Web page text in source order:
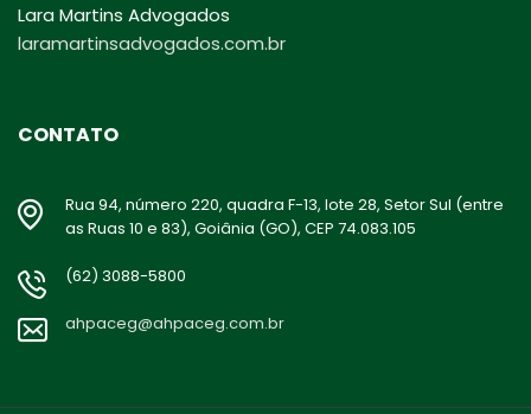
Lara Martins Advogados
laramartinsadvogados.com.br
CONTATO
Rua 94, número 220, quadra F-13, lote 28, Setor Sul (entre
as Ruas 10 e 83), Goiânia (GO), CEP 74.083.105
(62) 3088-5800
ahpaceg@ahpaceg.com.br